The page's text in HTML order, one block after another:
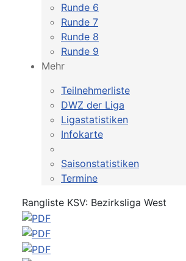
Runde 6
Runde 7
Runde 8
Runde 9
Mehr
Teilnehmerliste
DWZ der Liga
Ligastatistiken
Infokarte
Saisonstatistiken
Termine
Rangliste KSV: Bezirksliga West